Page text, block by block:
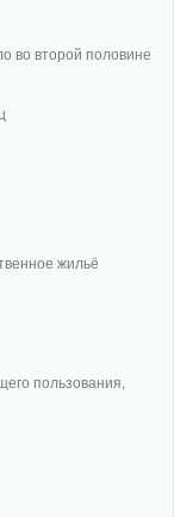
во второй половине
жильё
пользования,